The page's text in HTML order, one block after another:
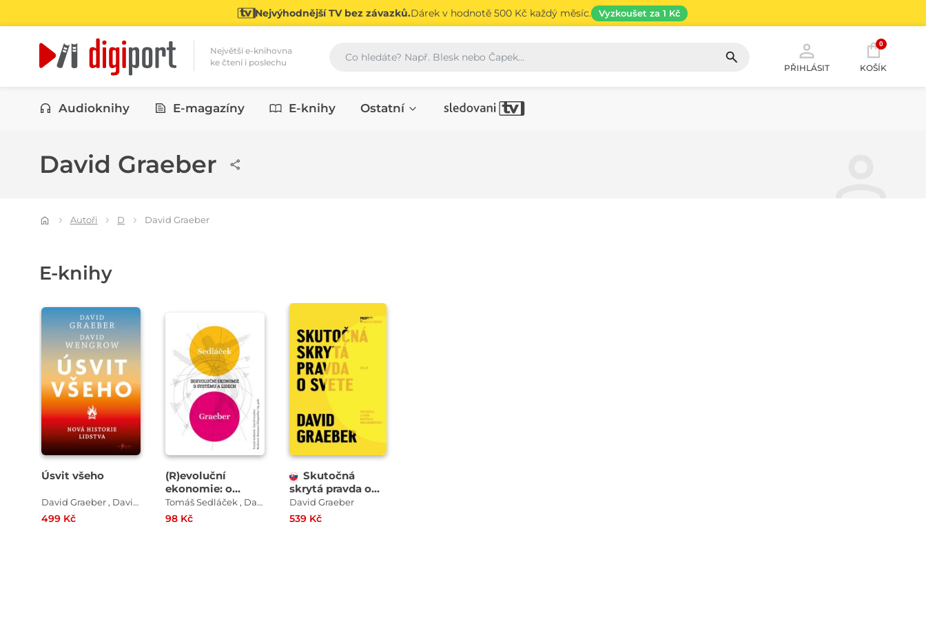
Nejvýhodnější TV bez závazků.Dárek v hodnotě 500 Kč každý měsíc. Vyzkoušet za 1 Kč
Největší e-knihovna
ke čtení i poslechu
Vyhledávání
PŘIHLÁSIT
0
KOŠÍK
Kategorie
Audioknihy E-magazíny E-knihy Ostatní
David Graeber
Autoři D David Graeber
E-knihy
Úsvit všeho
David Graeber , David Wengrow
499 Kč
(R)evoluční
ekonomie: o
systému a lidechTomáš Sedláček , David Graeber , Roman Chlupatý
98 Kč
Skutočná
skrytá pravda o
svete
David Graeber
539 Kč